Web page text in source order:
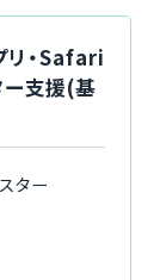
・Safari
支援(基
ター